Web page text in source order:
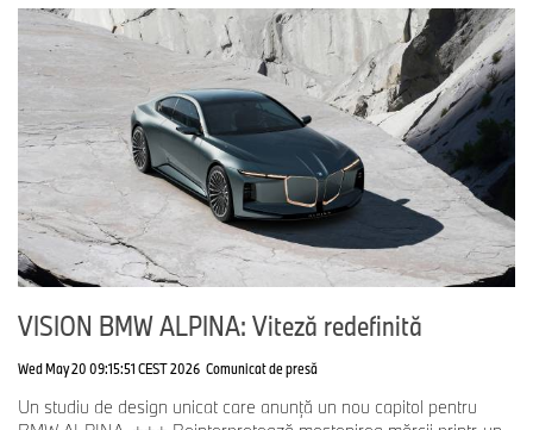
VISION BMW ALPINA: Viteză redefinită
Wed May 20 09:15:51 CEST 2026 Comunicat de presă
Un studiu de design unicat care anunță un nou capitol pentru